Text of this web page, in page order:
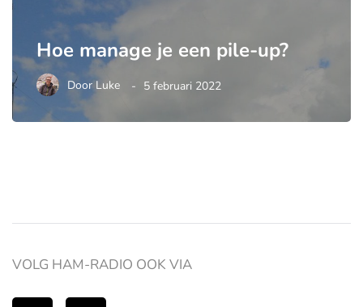
Hoe manage je een pile-up?
Door Luke 5 februari 2022
VOLG HAM-RADIO OOK VIA